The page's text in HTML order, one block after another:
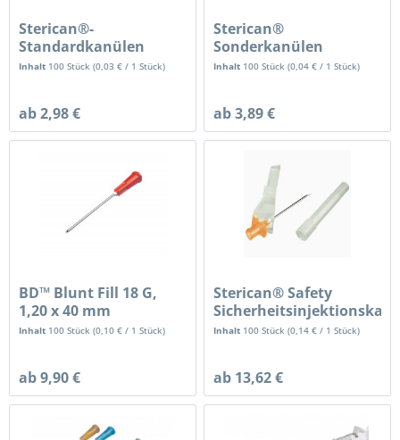
Sterican®-
Standardkanülen
Inhalt 100 Stück(0,03 € / 1 Stück)
ab 2,98 €
Sterican®
Sonderkanülen
Inhalt 100 Stück(0,04 € / 1 Stück)
ab 3,89 €
BD™ Blunt Fill 18 G,
1,20 x 40 mm
Inhalt 100 Stück(0,10 € / 1 Stück)
ab 9,90 €
Sterican® Safety
Inhalt 100 Stück(0,14 € / 1 Stück)
ab 13,62 €